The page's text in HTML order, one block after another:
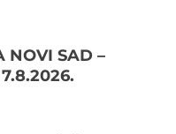
NOVI SAD –